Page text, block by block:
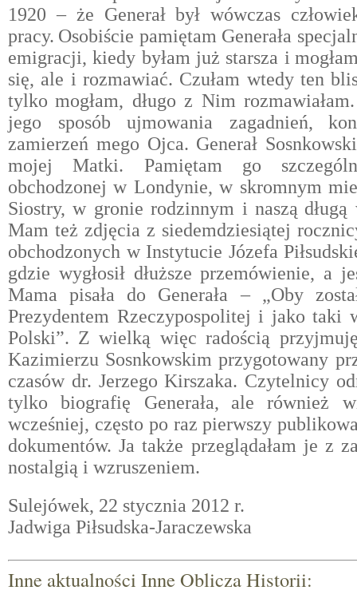
1920 – że Generał był wówczas
pracy. Osobiście pamiętam Generała
emigracji, kiedy byłam już starsza i
się, ale i rozmawiać. Czułam wtedy ten
tylko mogłam, długo z Nim
jego sposób ujmowania zagadnień,
zamierzeń mego Ojca. Generał
mojej Matki. Pamiętam go
obchodzonej w Londynie, w skromnym
Siostry, w gronie rodzinnym i naszą
Mam też zdjęcia z siedemdziesiątej
obchodzonych w Instytucie Józefa
gdzie wygłosił dłuższe przemówienie, a
Mama pisała do Generała – „Oby
Prezydentem Rzeczypospolitej i jako taki
Polski”. Z wielką więc radością
Kazimierzu Sosnkowskim przygotowany
czasów dr. Jerzego Kirszaka. Czytelnicy
tylko biografię Generała,
ale również
wcześniej, często po raz pierwszy
dokumentów. Ja także przeglądałam je z
nostalgią i wzruszeniem.
Sulejówek, 22 stycznia 2012 r.
Jadwiga Piłsudska-Jaraczewska
Inne aktualności Inne Oblicza Historii: